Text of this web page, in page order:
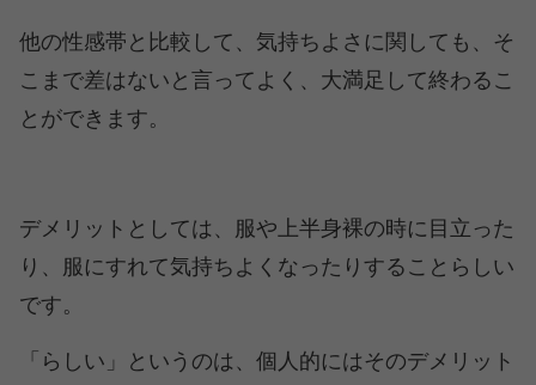
他の性感帯と比較して、気持ちよさに関しても、そ
こまで差はないと言ってよく、大満足して終わるこ
とができます。
デメリットとしては、服や上半身裸の時に目立った
り、服にすれて気持ちよくなったりすることらしい
です。
「らしい」というのは、個人的にはそのデメリット